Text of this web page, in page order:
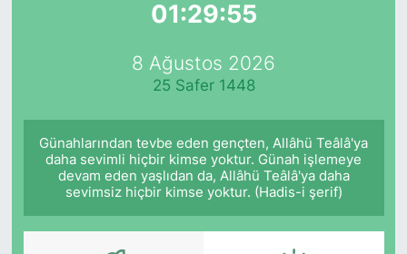
01:29:55
8 Ağustos 2026
25 Safer 1448
Günahlarından tevbe eden gençten, Allâhü Teâlâ'ya
daha sevimli hiçbir kimse yoktur. Günah işlemeye
devam eden yaşlıdan da, Allâhü Teâlâ'ya daha
sevimsiz hiçbir kimse yoktur. (Hadis-i şerif)
Spor
ŞİRKET HABERLERİ
SAVUNMA SANAYİ
FUAR HABERLERİ
FUAR TAKVİMİ